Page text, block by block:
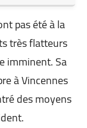
pas été à la
très flatteurs
imminent. Sa
à Vincennes
des moyens